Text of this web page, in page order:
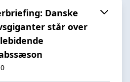
Danske
står over